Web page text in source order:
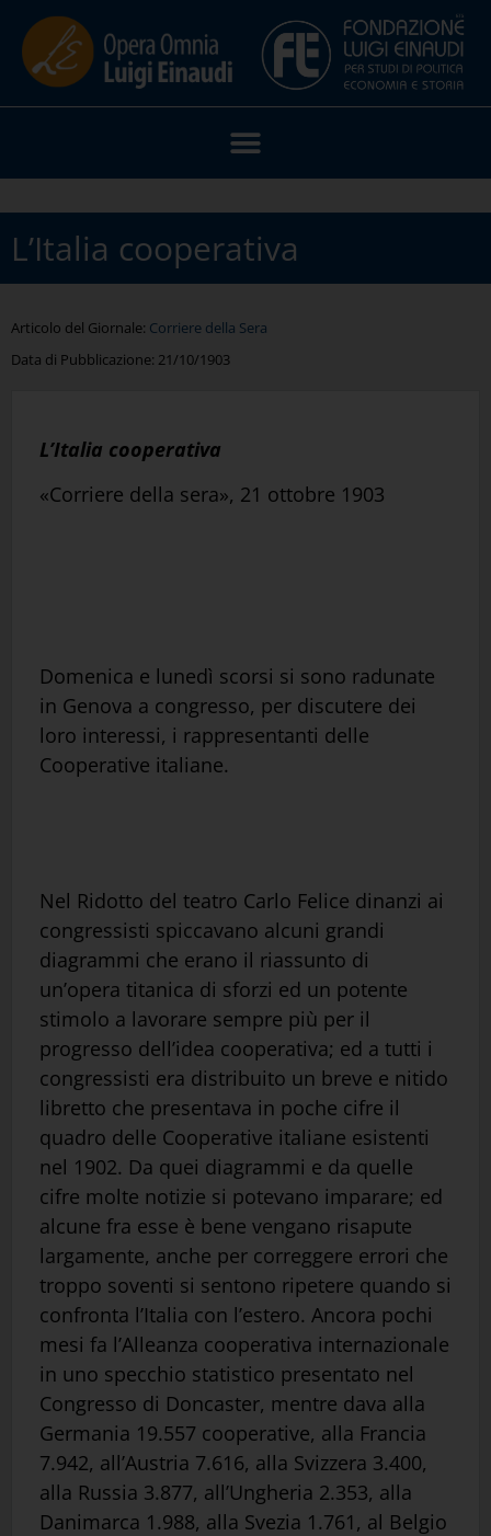
L’Italia cooperativa
Articolo del Giornale: Corriere della Sera
Data di Pubblicazione: 21/10/1903
L’Italia cooperativa
«Corriere della sera», 21 ottobre 1903
Domenica e lunedì scorsi si sono radunate
in Genova a congresso, per discutere dei
loro interessi, i rappresentanti delle
Cooperative italiane.
Nel Ridotto del teatro Carlo Felice dinanzi ai
congressisti spiccavano alcuni grandi
diagrammi che erano il riassunto di
un’opera titanica di sforzi ed un potente
stimolo a lavorare sempre più per il
progresso dell’idea cooperativa; ed a tutti i
congressisti era distribuito un breve e nitido
libretto che presentava in poche cifre il
quadro delle Cooperative italiane esistenti
nel 1902. Da quei diagrammi e da quelle
cifre molte notizie si potevano imparare; ed
alcune fra esse è bene vengano risapute
largamente, anche per correggere errori che
troppo soventi si sentono ripetere quando si
confronta l’Italia con l’estero. Ancora pochi
mesi fa l’Alleanza cooperativa internazionale
in uno specchio statistico presentato nel
Congresso di Doncaster, mentre dava alla
Germania 19.557 cooperative, alla Francia
7.942, all’Austria 7.616, alla Svizzera 3.400,
alla Russia 3.877, all’Ungheria 2.353, alla
Danimarca 1.988, alla Svezia 1.761, al Belgio